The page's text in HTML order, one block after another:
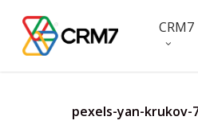
main
CRM7
pexels-yan-krukov-